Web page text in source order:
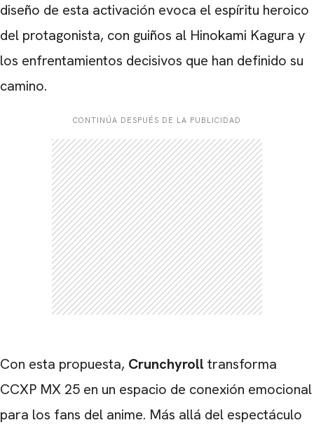
diseño de esta activación evoca el espíritu heroico
del protagonista, con guiños al Hinokami Kagura y
los enfrentamientos decisivos que han definido su
camino.
CONTINÚA DESPUÉS DE LA PUBLICIDAD
Con esta propuesta, Crunchyroll transforma
CCXP MX 25 en un espacio de conexión emocional
para los fans del anime. Más allá del espectáculo